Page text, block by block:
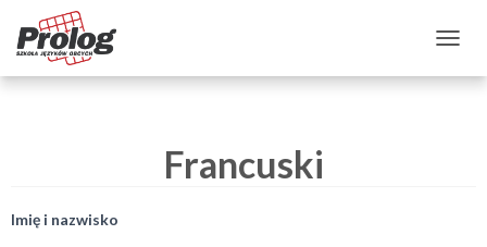
PRZEŁĄCZ NAWIGACJĘ
Francuski
Imię i nazwisko